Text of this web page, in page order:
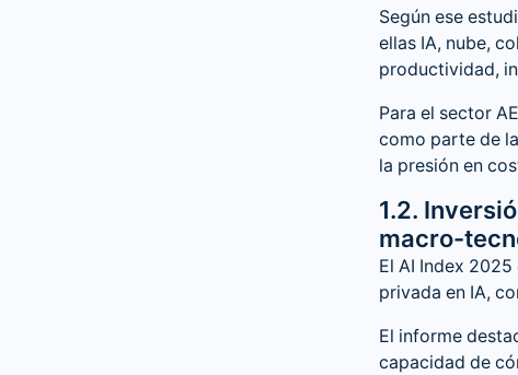
Según ese
ellas IA, nube,
productividad,
Para el sector
como parte de
la presión en
1.2.
macro-
El AI Index
privada en IA,
El informe
capacidad de